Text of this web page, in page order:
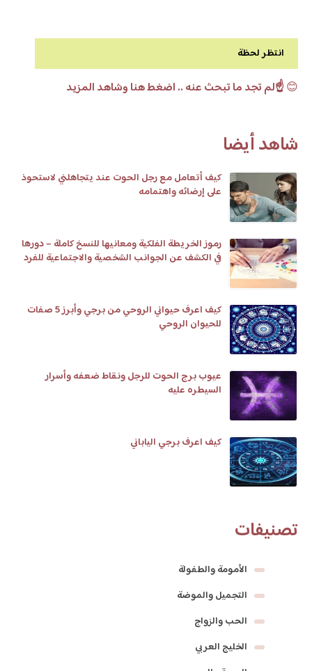
انتظر لحظة
😊☝️لم تجد ما تبحث عنه .. اضغط هنا وشاهد المزيد
شاهد أيضا
كيف أتعامل مع رجل الحوت عند يتجاهلني لاستحوذ
على إرضائه واهتمامه
رموز الخريطة الفلكية ومعانيها للنسخ كاملة – دورها
في الكشف عن الجوانب الشخصية والاجتماعية للفرد
كيف اعرف حيواني الروحي من برجي وأبرز 5 صفات
للحيوان الروحي
عيوب برج الحوت للرجل ونقاط ضعفه وأسرار
السيطره عليه
كيف اعرف برجي الياباني
تصنيفات
الأمومة والطفولة
التجميل والموضة
الحب والزواج
الخليج العربي